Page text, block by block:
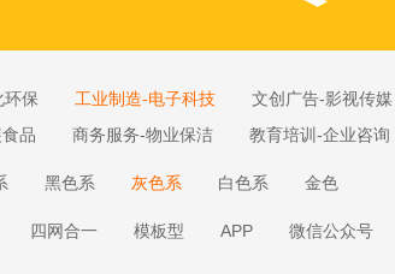
环保 工业制造-电子科技
文创广告-影视传媒
品 商务服务-物业保洁 教育培训-企业咨询
黑色系 灰色系 白色系 金色
四网合一 模板型 APP 微信公众号